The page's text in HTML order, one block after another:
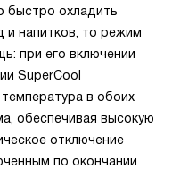
быстро охладить
и напитков, то режим
при его включении
SuperCool
в обоих
обеспечивая высокую
отключение
по окончании